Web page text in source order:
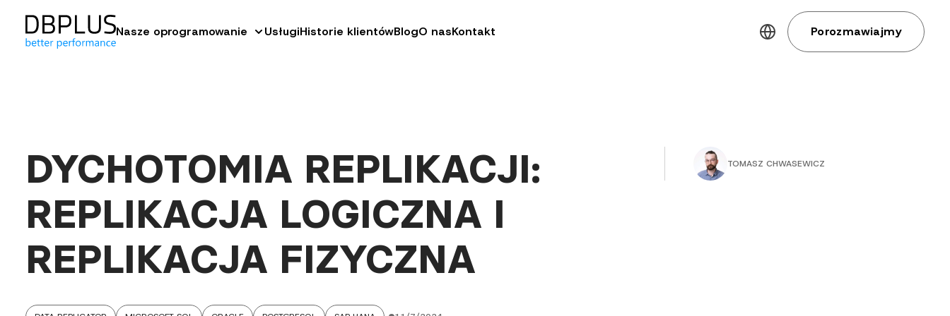
Nasze oprogramowanie UsługiHistorie klientówBlogO nasKontakt Porozmawiajmy
DYCHOTOMIA REPLIKACJI:
REPLIKACJA LOGICZNA I
REPLIKACJA FIZYCZNA
TOMASZ CHWASEWICZ